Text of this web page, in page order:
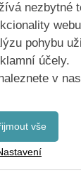
470, 252 63
1300, 252 63
252 63
ve službě
nezbytné
pohybu
účely.
v
vše